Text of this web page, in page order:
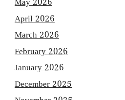
May 2026
April 2026
March 2026
February 2026
January 2026
December 2025